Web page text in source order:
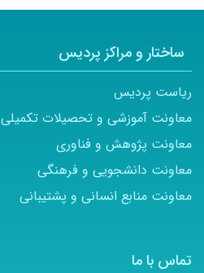
ساختار و مراکز پردیس
ریاست پردیس
معاونت آموزشی و تحصیلات تکمیلی
معاونت پژوهش و فناوری
معاونت دانشجویی و فرهنگی
معاونت منابع انسانی و پشتیبانی
تماس با ما